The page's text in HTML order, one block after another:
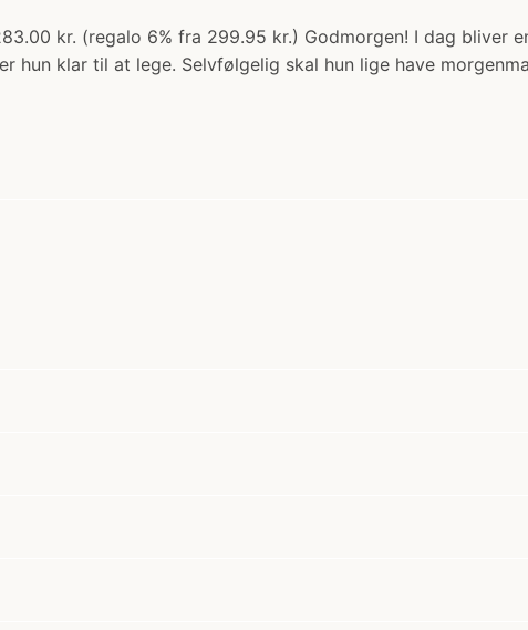
kr. (regalo 6% fra 299.95 kr.) Godmorgen! I dag bliver
klar til at lege. Selvfølgelig skal hun lige have